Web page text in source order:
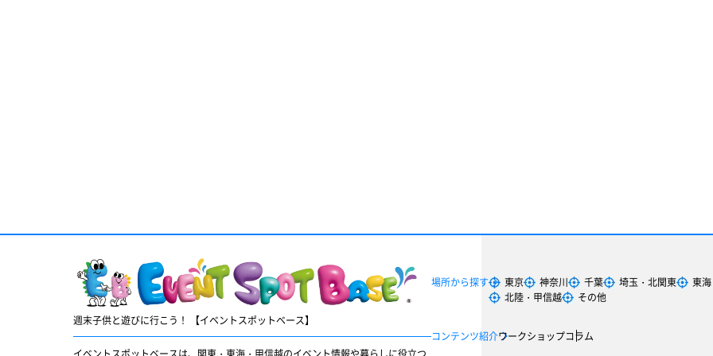
週末子供と遊びに行こう！ 【イベントスポットベース】
イベントスポットベースは、関東・東海・甲信越のイベント情報や暮らしに役立つ
場所から探す 東京 神奈川 千葉 埼玉・北関東
東海
北陸・甲信越
その他
コンテンツ紹介ワークショップコラム